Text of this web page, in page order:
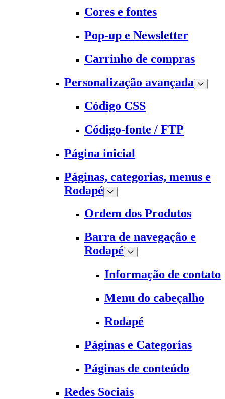
Cores e fontes
Pop-up e Newsletter
Carrinho de compras
Personalização avançada
Código CSS
Código-fonte / FTP
Página inicial
Páginas, categorias, menus e
Rodapé
Ordem dos Produtos
Barra de navegação e
Rodapé
Informação de contato
Menu do cabeçalho
Rodapé
Páginas e Categorias
Páginas de conteúdo
Redes Sociais